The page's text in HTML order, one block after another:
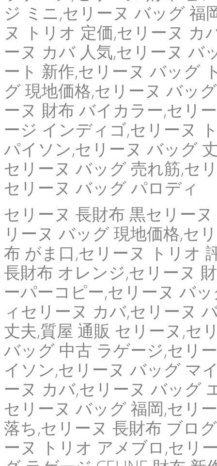
ジ ミニ,セリーヌ バッグ 福
ヌ トリオ 定価,セリーヌ カ
ーヌ カバ 人気,セリーヌ バ
ート 新作,セリーヌ バッグ
グ 現地価格,セリーヌ バッ
ーヌ 財布 バイカラー,セリ
ージ インディゴ,セリーヌ
パイソン,セリーヌ バッグ
セリーヌ バッグ 売れ筋,セ
セリーヌ バッグ パロディ
セリーヌ 長財布 黒セリー
リーヌ バッグ 現地価格,セ
布 がま口,セリーヌ トリオ
長財布 オレンジ,セリーヌ
ーパーコピー,セリーヌ バ
ィセリーヌ カバ,セリーヌ
丈夫,質屋 通販 セリーヌ,セ
バッグ 中古 ラゲージ,セリ
イソン,セリーヌ バッグ マ
ーヌ カバ,セリーヌ バッグ
セリーヌ バッグ 福岡,セリ
落ち,セリーヌ 長財布 ブロ
ーヌ トリオ アメブロ,セリ